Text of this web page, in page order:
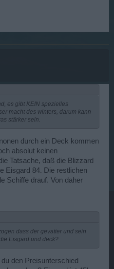
es gibt KEIN spezielles
macht des winters, darum kann
stärker sein.
durch ein Deck kommen
absolut keinen
Tatsache, daß die Blizzard
Eisgard 84. Die restlichen
Schiffe drauf. Von daher
dass der gevatter und sein
Eisgard und deck?
den Preisunterschied